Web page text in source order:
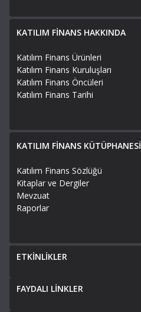
KATILIM FİNANS HAKKINDA
Katılım Finans Ürünleri
Katılım Finans Kuruluşları
Katılım Finans Öncüleri
Katılım Finans Tarihi
KATILIM FİNANS KÜTÜPHANESİ
Katılım Finans Sözlüğü
Kitaplar ve Dergiler
Mevzuat
Raporlar
ETKİNLİKLER
FAYDALI LİNKLER